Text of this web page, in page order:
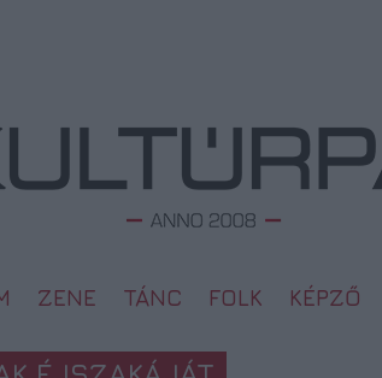
ZENE TÁNC FOLK KÉPZŐ